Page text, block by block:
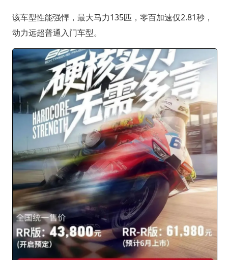
该车型性能强悍，最大马力135匹，零百加速仅2.81秒，
动力远超普通入门车型。